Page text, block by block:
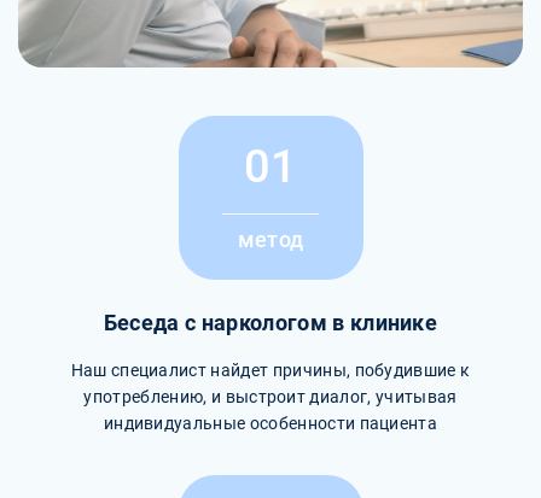
01
метод
Беседа с наркологом в клинике
Наш специалист найдет причины, побудившие к
употреблению, и выстроит диалог, учитывая
индивидуальные особенности пациента